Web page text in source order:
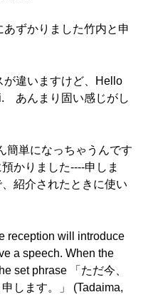
ずかりました竹内と申
が違いますけど、Hello
あんまり固い感じがし
簡単になっちゃうんです
かりました----申しま
紹介されたときに使い
reception will introduce
a speech. When the
set phrase 「ただ今、
します。」 (Tadaima,